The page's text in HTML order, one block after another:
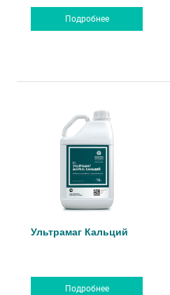
Подробнее
Ультрамаг Кальций
Подробнее